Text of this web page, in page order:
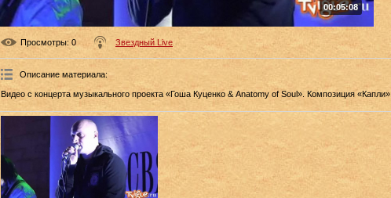
00:05:08
Просмотры: 0 Звездный Live
Описание материала:
Видео с концерта музыкального проекта «Гоша Куценко & Anatomy of Soul». Композиция «Капли».